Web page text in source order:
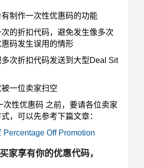
制作一次性优惠码的功能
的折扣代码，避免发生像多次
码发生误用的情形
次折扣代码发送到大型Deal Sit
一位卖家扫空
次性优惠码 之前，要请各位卖家
，可以先参考下篇文章：
Percentage Off Promotion
家享有你的优惠代码，